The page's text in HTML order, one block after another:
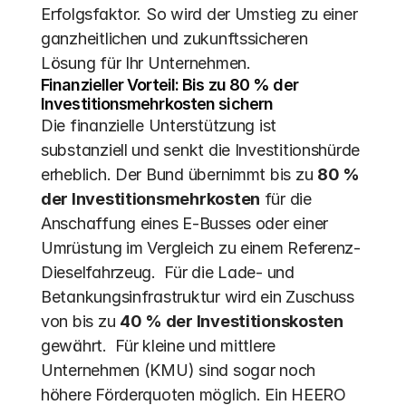
Erfolgsfaktor. So wird der Umstieg zu einer
ganzheitlichen und zukunftssicheren
Lösung für Ihr Unternehmen.
Finanzieller Vorteil: Bis zu 80 % der
Investitionsmehrkosten sichern
Die finanzielle Unterstützung ist
substanziell und senkt die Investitionshürde
erheblich. Der Bund übernimmt bis zu 80 %
der Investitionsmehrkosten für die
Anschaffung eines E-Busses oder einer
Umrüstung im Vergleich zu einem Referenz-
Dieselfahrzeug.  Für die Lade- und
Betankungsinfrastruktur wird ein Zuschuss
von bis zu 40 % der Investitionskosten
gewährt.  Für kleine und mittlere
Unternehmen (KMU) sind sogar noch
höhere Förderquoten möglich. Ein HEERO